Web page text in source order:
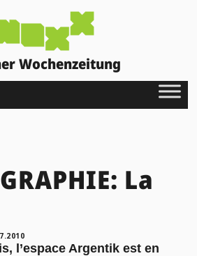
Wochenzeitung
La
l’espace Argentik est en